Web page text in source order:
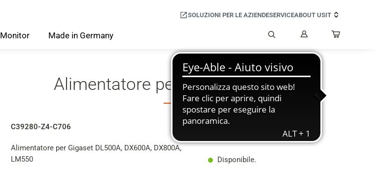
SOLUZIONI PER LE AZIENDESERVICEABOUT USIT
Cerca
mio
account
Monitor Made in Germany
Alimentatore per base di ricarica
15,99 €
IVA inclusa
Disponibile.
C39280-Z4-C706
Alimentatore per Gigaset DL500A, DX600A, DX800A,
LM550